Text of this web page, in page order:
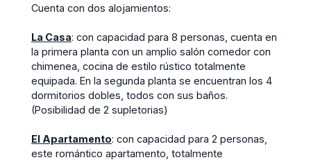
Cuenta con dos alojamientos:
La Casa: con capacidad para 8 personas, cuenta en
la primera planta con un amplio salón comedor con
chimenea, cocina de estilo rústico totalmente
equipada. En la segunda planta se encuentran los 4
dormitorios dobles, todos con sus baños.
(Posibilidad de 2 supletorias)
El Apartamento: con capacidad para 2 personas,
este romántico apartamento, totalmente